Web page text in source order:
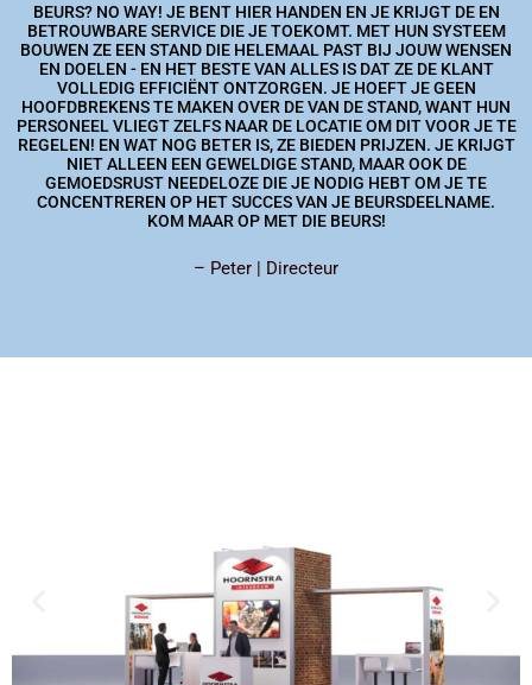
BEURS? NO WAY! JE BENT HIER HANDEN EN JE KRIJGT DE EN
BETROUWBARE SERVICE DIE JE TOEKOMT. MET HUN SYSTEEM
BOUWEN ZE EEN STAND DIE HELEMAAL PAST BIJ JOUW WENSEN
EN DOELEN - EN HET BESTE VAN ALLES IS DAT ZE DE KLANT
VOLLEDIG EFFICIËNT ONTZORGEN. JE HOEFT JE GEEN
HOOFDBREKENS TE MAKEN OVER DE VAN DE STAND, WANT HUN
PERSONEEL VLIEGT ZELFS NAAR DE LOCATIE OM DIT VOOR JE TE
REGELEN! EN WAT NOG BETER IS, ZE BIEDEN PRIJZEN. JE KRIJGT
NIET ALLEEN EEN GEWELDIGE STAND, MAAR OOK DE
GEMOEDSRUST NEEDELOZE DIE JE NODIG HEBT OM JE TE
CONCENTREREN OP HET SUCCES VAN JE BEURSDEELNAME.
KOM MAAR OP MET DIE BEURS!
– Peter | Directeur